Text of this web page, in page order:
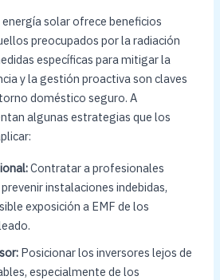
solar ofrece beneficios
preocupados por la radiación
específicas para mitigar la
y la gestión proactiva son claves
doméstico seguro. A
algunas estrategias que los
Contratar a profesionales
instalaciones indebidas,
exposición a EMF de los
Posicionar los inversores lejos de
especialmente de los